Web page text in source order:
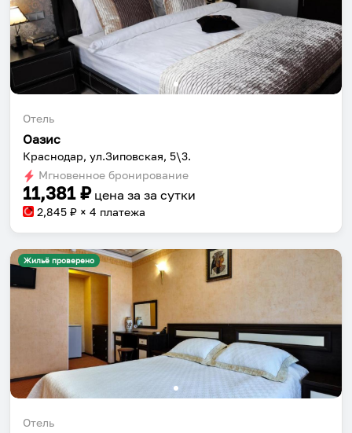
Отель
Оазис
Краснодар, ул.Зиповская, 5\3.
Мгновенное бронирование
11,381₽ цена за за сутки
2,845 ₽ × 4 платежа
Жильё проверено
Отель